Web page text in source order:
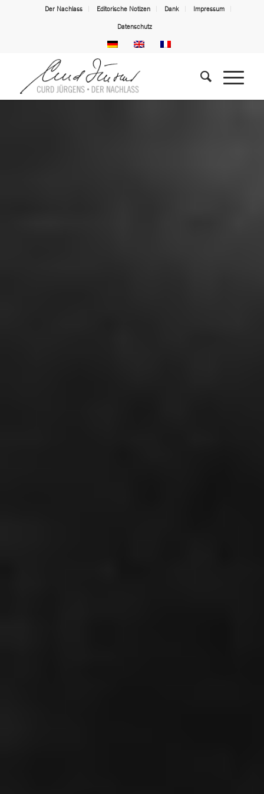
Der Nachlass Editorische Notizen Dank Impressum
Datenschutz